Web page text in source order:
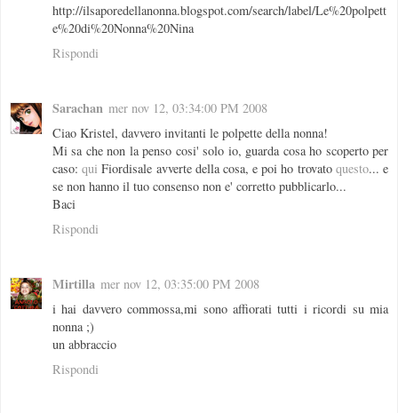
http://ilsaporedellanonna.blogspot.com/search/label/Le%20polpett
e%20di%20Nonna%20Nina
Rispondi
Sarachan mer nov 12, 03:34:00 PM 2008
Ciao Kristel, davvero invitanti le polpette della nonna!
Mi sa che non la penso cosi' solo io, guarda cosa ho scoperto per
caso:qui Fiordisale avverte della cosa, e poi ho trovato questo... e
se non hanno il tuo consenso non e' corretto pubblicarlo...
Baci
Rispondi
Mirtilla mer nov 12, 03:35:00 PM 2008
i hai davvero commossa,mi sono affiorati tutti i ricordi su mia
nonna ;)
un abbraccio
Rispondi